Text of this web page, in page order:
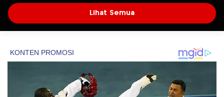
Lingkungan
Lihat Semua